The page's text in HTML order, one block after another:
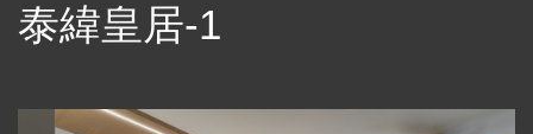
泰緯皇居-1